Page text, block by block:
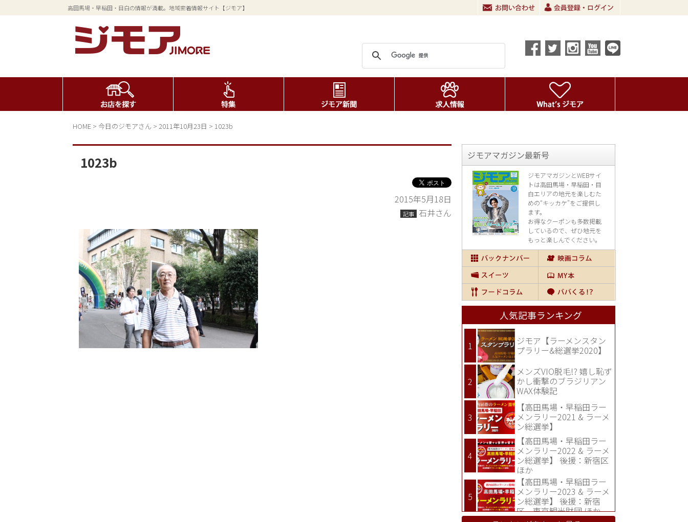
高田馬場・早稲田・目白の情報が満載。地域密着情報サイト【ジモア】
HOME > 今日のジモアさん > 2011年10月23日 > 1023b
1023b
2015年5月18日
記事 石井さん
ジモアマガジン最新号
ジモアマガジンとWEBサイ
トは高田馬場・早稲田・目
白エリアの地元を楽しむた
めの“キッカケ”をご提供し
ます。
お得なクーポンも多数掲載
しているので、 ぜひ地元を
もっと楽しんでください。
人気記事ランキング
ジモア【ラーメンスタン
プラリー&総選挙2020】
メンズVIO脱毛!? 嬉し恥ず
かし衝撃のブラジリアン
WAX体験記
【高田馬場・早稲田ラー
メンラリー2021 & ラーメ
ン総選挙】
【高田馬場・早稲田ラー
メンラリー2022 & ラーメ
ン総選挙】 後援：新宿区
ほか
【高田馬場・早稲田ラー
メンラリー2023 & ラーメ
ン総選挙】 後援：新宿
区、東京観光財団 ほか